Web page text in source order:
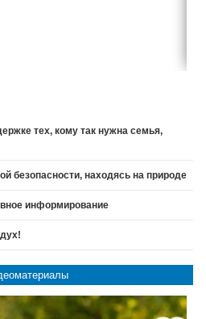
тех, кому так нужна семья,
безопасности, находясь на природе
информирование